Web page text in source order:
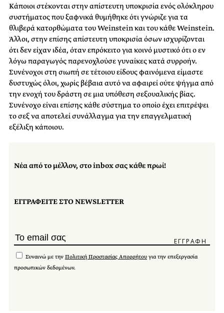
Κάποιοι στέκονται στην απίστευτη υποκρισία ενός ολόκληρου
συστήματος που ξαφνικά θυμήθηκε ότι γνώριζε για τα
θλιβερά κατορθώματα του Weinstein και του κάθε Weinstein.
Άλλοι, στην επίσης απίστευτη υποκρισία όσων ισχυρίζονται
ότι δεν είχαν ιδέα, όταν επρόκειτο για κοινό μυστικό ότι ο εν
λόγω παραγωγός παρενοχλούσε γυναίκες κατά συρροήν.
Συνένοχοι στη σιωπή σε τέτοιου είδους φαινόμενα είμαστε
δυστυχώς όλοι, χωρίς βέβαια αυτό να αφαιρεί ούτε ψήγμα από
την ενοχή του δράστη σε μια υπόθεση σεξουαλικής βίας.
Συνένοχο είναι επίσης κάθε σύστημα το οποίο έχει επιτρέψει
το σεξ να αποτελεί συνάλλαγμα για την επαγγελματική
εξέλιξη κάποιου.
Νέα από το μέλλον, στο inbox σας κάθε πρωί!
ΕΓΓΡΑΦΕΙΤΕ ΣΤΟ NEWSLETTER
Συναινώ με την Πολιτική Προστασίας Απορρήτου για την επεξεργασία
προσωπικών δεδομένων.